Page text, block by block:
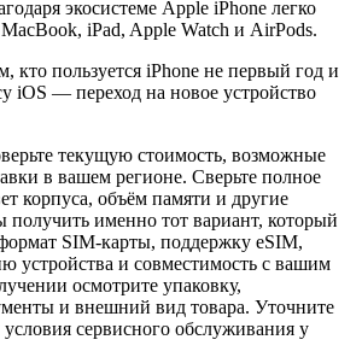
экосистеме Apple iPhone легко
iPad, Apple Watch и AirPods.
кто пользуется iPhone не первый год и
iOS — переход на новое устройство
текущую стоимость, возможные
в вашем регионе. Сверьте полное
корпуса, объём памяти и другие
именно тот вариант, который
SIM-карты, поддержку eSIM,
устройства и совместимость с вашим
осмотрите упаковку,
и внешний вид товара. Уточните
сервисного обслуживания у